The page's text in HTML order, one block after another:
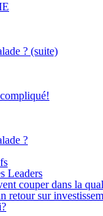
? (suite)
?
Leaders
couper dans la
retour sur